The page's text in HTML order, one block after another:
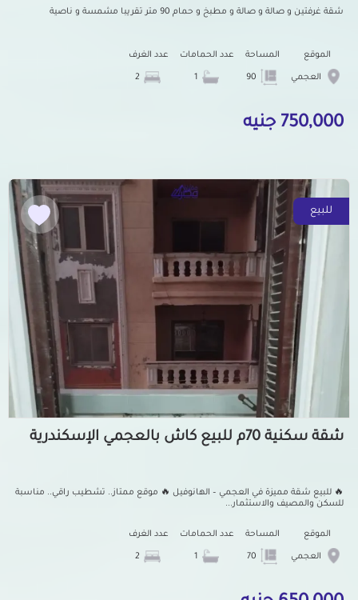
شقة غرفتين و صالة و صالة و مطبخ و حمام 90 متر تقريبا مشمسة و ناصية
الموقع
العجمي
المساحة عدد الحمامات عدد الغرف
750,000 جنيه
للبيع
شقة سكنية 70م للبيع كاش بالعجمي الإسكندرية
🔥 للبيع شقة مميزة في العجمي – الهانوفيل 🔥 موقع ممتاز.. تشطيب راقي.. مناسبة
للسكن والمصيف والاستثمار...
الموقع
العجمي
المساحة عدد الحمامات عدد الغرف